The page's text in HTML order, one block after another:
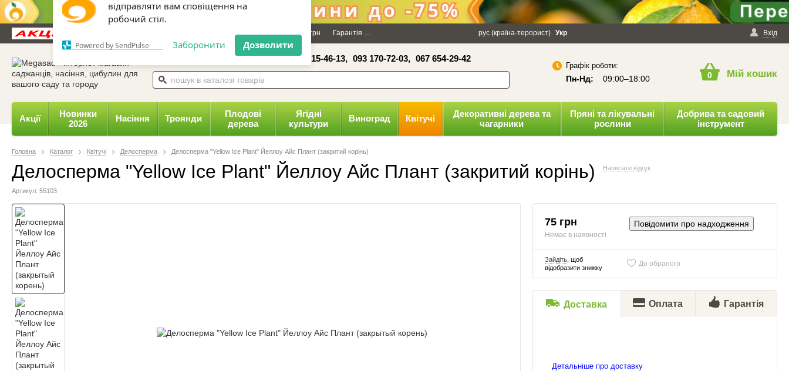
Дозвольте сайту megasad.net
робочий стіл.
Powered by SendPulse Заборонити Дозволити
Відгуки Даруємо 100 грн Гарантія Політика конфіденційності Вхід
рус (країна-терорист) Укр
067 654-16-41, 050 515-46-13, 093 170-72-03, 067 654-29-42
Графік роботи:
Пн-Нд: 09:00–18:00 0 Мій кошик
Акції
Новинки
2026
Насіння Троянди
Плодові
дерева
Ягідні
культури
Виноград Квітучі
Декоративні дерева та
чагарники
Пряні та лікувальні
рослини
Добрива та садовий
інструмент
Головна Каталог Квітучі Делосперма Делосперма "Yellow Ice Plant" Йеллоу Айс Плант (закритий корінь)
Делосперма "Yellow Ice Plant" Йеллоу Айс Плант (закритий корінь) Написати відгук
Артикул: 55103
75 грн
Немає в наявності
Повідомити про надходження
Зайдіть, щоб
відобразити знижку
До обраного
Доставка Оплата Гарантія
Детальніше про доставку